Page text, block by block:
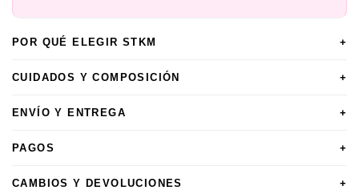
POR QUÉ ELEGIR STKM +
CUIDADOS Y COMPOSICIÓN +
ENVÍO Y ENTREGA +
PAGOS +
CAMBIOS Y DEVOLUCIONES +